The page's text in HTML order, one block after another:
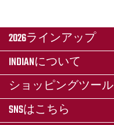
2026ラインアップ
INDIANについて
ショッピングツール
SNSはこちら